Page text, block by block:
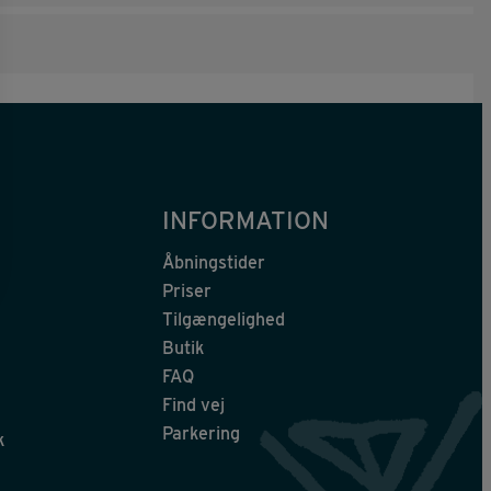
INFORMATION
Åbningstider
Priser
Tilgængelighed
Butik
FAQ
Find vej
Parkering